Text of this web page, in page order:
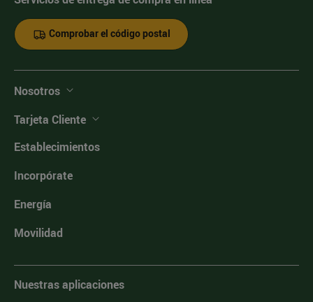
Comprobar el código postal
Nosotros
Tarjeta Cliente
Establecimientos
Incorpórate
Energía
Movilidad
Nuestras aplicaciones